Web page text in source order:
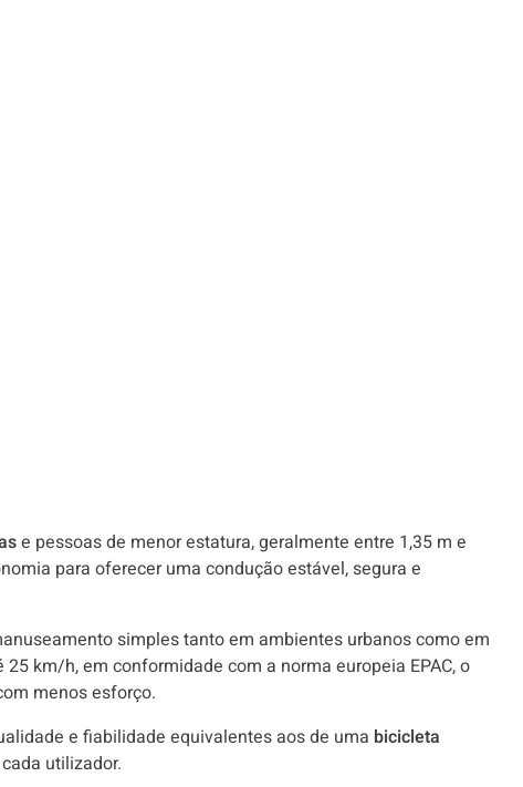
e pessoas de menor estatura, geralmente entre 1,35 m e
para oferecer uma condução estável, segura e
simples tanto em ambientes urbanos como em
km/h, em conformidade com a norma europeia EPAC, o
menos esforço.
e fiabilidade equivalentes aos de uma bicicleta
utilizador.